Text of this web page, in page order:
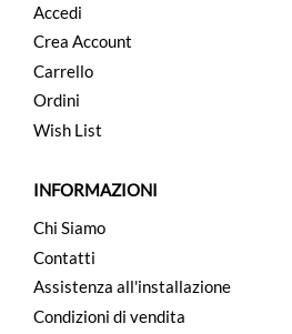
INFORMAZIONI
Chi Siamo
Contatti
Assistenza all'installazione
Condizioni di vendita
Accedi
Crea Account
Carrello
Ordini
Wish List